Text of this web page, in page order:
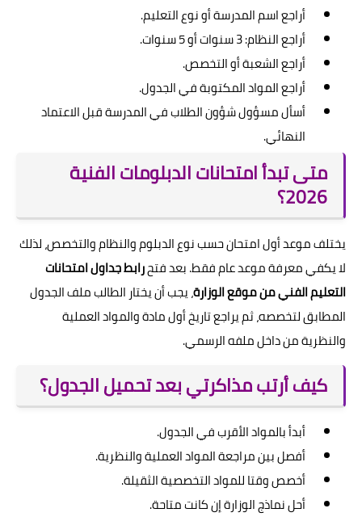
أراجع اسم المدرسة أو نوع التعليم.
أراجع النظام: 3 سنوات أو 5 سنوات.
أراجع الشعبة أو التخصص.
أراجع المواد المكتوبة في الجدول.
أسأل مسؤول شؤون الطلاب في المدرسة قبل الاعتماد
النهائي.
متى تبدأ امتحانات الدبلومات الفنية
2026؟
يختلف موعد أول امتحان حسب نوع الدبلوم والنظام والتخصص، لذلك
لا يكفي معرفة موعد عام فقط. بعد فتحرابط جداول امتحانات
التعليم الفني من موقع الوزارة، يجب أن يختار الطالب ملف الجدول
المطابق لتخصصه، ثم يراجع تاريخ أول مادة والمواد العملية
والنظرية من داخل ملفه الرسمي.
كيف أرتب مذاكرتي بعد تحميل الجدول؟
أبدأ بالمواد الأقرب في الجدول.
أفصل بين مراجعة المواد العملية والنظرية.
أخصص وقتا للمواد التخصصية الثقيلة.
أحل نماذج الوزارة إن كانت متاحة.